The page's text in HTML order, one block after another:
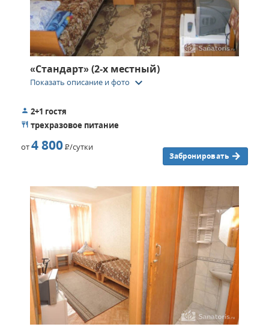
«Стандарт» (2-х местный)
Показать описание и фото keyboard_arrow_down
2+1 гостя
трехразовое питание
от4 800Р/сутки
Забронировать